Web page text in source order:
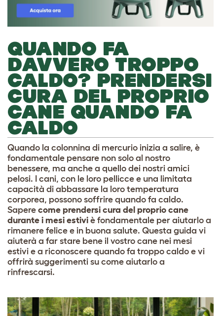
QUANDO FA
DAVVERO TROPPO
CALDO? PRENDERSI
CURA DEL PROPRIO
CANE QUANDO FA
CALDO
Quando la colonnina di mercurio inizia a salire, è
fondamentale pensare non solo al nostro
benessere, ma anche a quello dei nostri amici
pelosi. I cani, con le loro pellicce e una limitata
capacità di abbassare la loro temperatura
corporea, possono soffrire quando fa caldo.
Sapere come prendersi cura del proprio cane
durante i mesi estivi è fondamentale per aiutarlo a
rimanere felice e in buona salute. Questa guida vi
aiuterà a far stare bene il vostro cane nei mesi
estivi e a riconoscere quando fa troppo caldo e vi
offrirà suggerimenti su come aiutarlo a
rinfrescarsi.